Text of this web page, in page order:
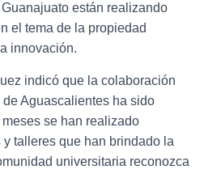
están realizando
el tema de la propiedad
innovación.
indicó que la colaboración
Aguascalientes ha sido
se han realizado
talleres que han brindado la
universitaria reconozca